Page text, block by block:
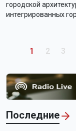
городской
интегрированных
Pagination
Trang hiện
1 Trang
2 3
Последние